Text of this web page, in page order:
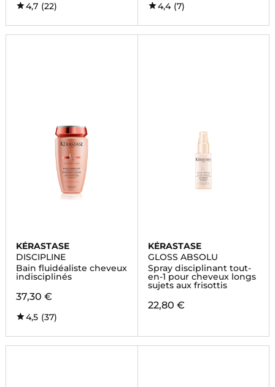
4,7 (22) 4,4 (7)
KÉRASTASE
DISCIPLINE
Bain fluidéaliste cheveux
indisciplinés
37,30 €
4,5 (37)
KÉRASTASE
GLOSS ABSOLU
Spray disciplinant tout-
en-1 pour cheveux longs
sujets aux frisottis
22,80 €